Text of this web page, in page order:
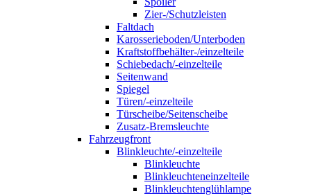
Zier-/Schutzleisten
Faltdach
Karosserieboden/Unterboden
Kraftstoffbehälter-/einzelteile
Schiebedach/-einzelteile
Seitenwand
Spiegel
Türen/-einzelteile
Türscheibe/Seitenscheibe
Zusatz-Bremsleuchte
Fahrzeugfront
Blinkleuchte/-einzelteile
Blinkleuchte
Blinkleuchteneinzelteile
Blinkleuchtenglühlampe